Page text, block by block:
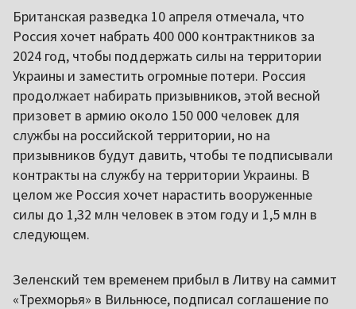
Британская разведка 10 апреля отмечала, что
Россия хочет набрать 400 000 контрактников за
2024 год, чтобы поддержать силы на территории
Украины и заместить огромные потери. Россия
продолжает набирать призывников, этой весной
призовет в армию около 150 000 человек для
службы на российской территории, но на
призывников будут давить, чтобы те подписывали
контракты на службу на территории Украины. В
целом же Россия хочет нарастить вооруженные
силы до 1,32 млн человек в этом году и 1,5 млн в
следующем.
Зеленский тем временем прибыл в Литву на саммит
«Трехморья» в Вильнюсе, подписал соглашение по